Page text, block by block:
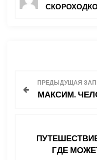
СКОРОХОДКО
ПРЕДЫДУЩАЯ
МАКСИМ.
ГДЕ